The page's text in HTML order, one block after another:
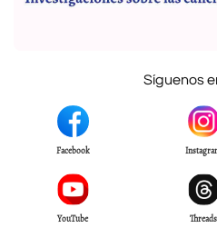
Síguenos
Facebook
YouTube Threads